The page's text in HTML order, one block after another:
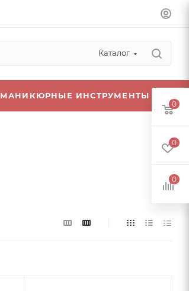
Каталог
МАНИКЮРНЫЕ ИНСТРУМЕНТЫ
0
0
0